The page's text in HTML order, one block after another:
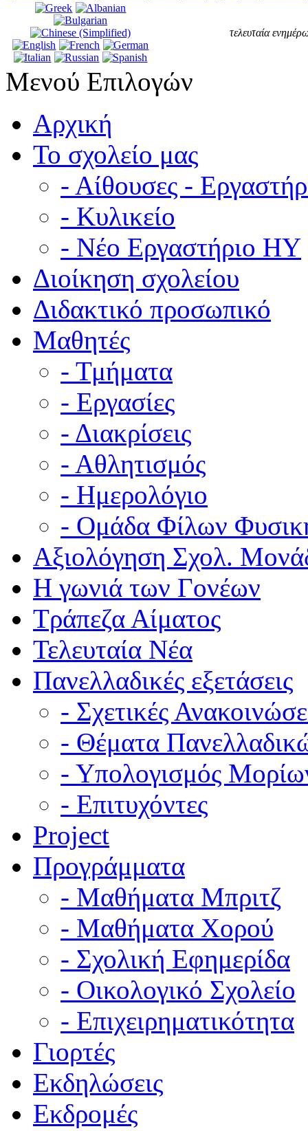
τελευταία
Μενού Επιλογών
Αρχική
Το σχολείο μας
- Αίθουσες -
- Κυλικείο
- Νέο Εργαστήριο ΗΥ
Διοίκηση σχολείου
Διδακτικό προσωπικό
Μαθητές
- Τμήματα
- Εργασίες
- Διακρίσεις
- Αθλητισμός
- Ημερολόγιο
- Ομάδα Φίλων
Αξιολόγηση Σχολ.
Η γωνιά των Γονέων
Τράπεζα Αίματος
Τελευταία Νέα
Πανελλαδικές εξετάσεις
- Σχετικές
- Θέματα
- Υπολογισμός
- Επιτυχόντες
Project
Προγράμματα
- Μαθήματα Μπριτζ
- Μαθήματα Χορού
- Σχολική Εφημερίδα
- Οικολογικό Σχολείο
- Επιχειρηματικότητα
Γιορτές
Εκδηλώσεις
Εκδρομές